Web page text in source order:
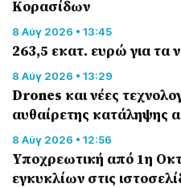
Κορασίδων
8 Αύγ 2026 • 13:45
263,5 εκατ. ευρώ για τα
8 Αύγ 2026 • 13:29
Drones και νέες
αυθαίρετης κατάληψης
8 Αύγ 2026 • 12:56
Υποχρεωτική από 1η
εγκυκλίων στις